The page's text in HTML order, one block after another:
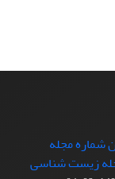
شماره مجله
زیست شناسی